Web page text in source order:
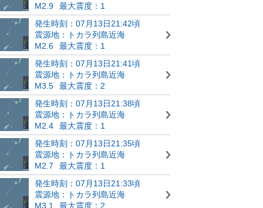
M2.9
最大震度：1
発生時刻：07月13日21:42頃
震源地：トカラ列島近海
M2.6
最大震度：1
発生時刻：07月13日21:41頃
震源地：トカラ列島近海
M3.5
最大震度：2
発生時刻：07月13日21:38頃
震源地：トカラ列島近海
M2.4
最大震度：1
発生時刻：07月13日21:35頃
震源地：トカラ列島近海
M2.7
最大震度：1
発生時刻：07月13日21:33頃
震源地：トカラ列島近海
M3.1
最大震度：2